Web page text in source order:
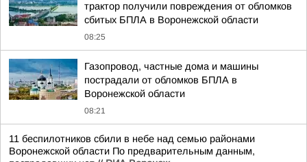
трактор получили повреждения от обломков
сбитых БПЛА в Воронежской области
08:25
Газопровод, частные дома и машины
пострадали от обломков БПЛА в
Воронежской области
08:21
11 беспилотников сбили в небе над семью районами
Воронежской области По предварительным данным,